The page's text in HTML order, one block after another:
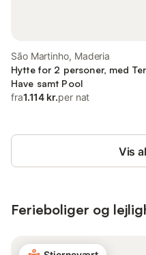
São Martinho, Maderia
Hytte for 2 personer, med
Have samt Pool
fra1.114 kr.per nat
Vis
Ferieboliger og